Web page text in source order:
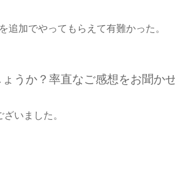
加でやってもらえて有難かった。
うか？率直なご感想をお聞か
いました。